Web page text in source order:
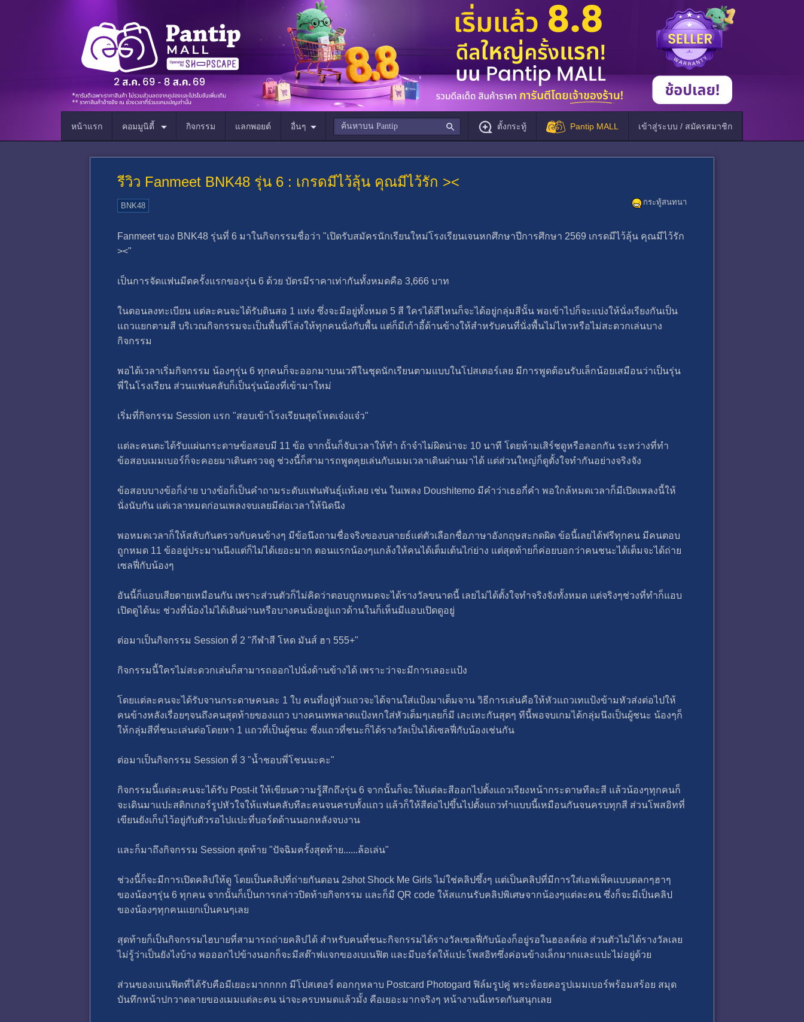
หน้าแรก คอมมูนิตี้ กิจกรรม แลกพอยต์ อื่นๆ ตั้งกระทู้ Pantip MALL เข้าสู่ระบบ / สมัครสมาชิก
รีวิว Fanmeet BNK48 รุ่น 6 : เกรดมีไว้ลุ้น คุณมีไว้รัก ><
กระทู้สนทนา
BNK48
Fanmeet ของ BNK48 รุ่นที่ 6 มาในกิจกรรมชื่อว่า "เปิดรับสมัครนักเรียนใหม่โรงเรียนเจนหกศึกษาปีการศึกษา 2569 เกรดมีไว้ลุ้น คุณมีไว้รัก
><"
เป็นการจัดแฟนมีตครั้งแรกของรุ่น 6 ด้วย บัตรมีราคาเท่ากันทั้งหมดคือ 3,666 บาท
ในตอนลงทะเบียน แต่ละคนจะได้รับดินสอ 1 แท่ง ซึ่งจะมีอยู่ทั้งหมด 5 สี ใครได้สีไหนก็จะได้อยู่กลุ่มสีนั้น พอเข้าไปก็จะแบ่งให้นั่งเรียงกันเป็น
แถวแยกตามสี บริเวณกิจกรรมจะเป็นพื้นที่โล่งให้ทุกคนนั่งกับพื้น แต่ก็มีเก้าอี้ด้านข้างให้สำหรับคนที่นั่งพื้นไม่ไหวหรือไม่สะดวกเล่นบาง
กิจกรรม
พอได้เวลาเริ่มกิจกรรม น้องๆรุ่น 6 ทุกคนก็จะออกมาบนเวทีในชุดนักเรียนตามแบบในโปสเตอร์เลย มีการพูดต้อนรับเล็กน้อยเสมือนว่าเป็นรุ่น
พี่ในโรงเรียน ส่วนแฟนคลับก็เป็นรุ่นน้องที่เข้ามาใหม่
เริ่มที่กิจกรรม Session แรก "สอบเข้าโรงเรียนสุดโหดเจ๋งแจ๋ว"
แต่ละคนตะได้รับแผ่นกระดาษข้อสอบมี 11 ข้อ จากนั้นก็จับเวลาให้ทำ ถ้าจำไม่ผิดน่าจะ 10 นาที โดยห้ามเสิร์ชดูหรือลอกกัน ระหว่างที่ทำ
ข้อสอบเมมเบอร์ก็จะคอยมาเดินตรวจดู ช่วงนี้ก็สามารถพูดคุยเล่นกับเมมเวลาเดินผ่านมาได้ แต่ส่วนใหญ่ก็ดูตั้งใจทำกันอย่างจริงจัง
ข้อสอบบางข้อก็ง่าย บางข้อก็เป็นคำถามระดับแฟนพันธุ์แท้เลย เช่น ในเพลง Doushitemo มีคำว่าเธอกี่คำ พอใกล้หมดเวลาก็มีเปิดเพลงนี้ให้
นั่งนับกัน แต่เวลาหมดก่อนเพลงจบเลยมีต่อเวลาให้นิดนึง
พอหมดเวลาก็ให้สลับกันตรวจกับคนข้างๆ มีข้อนึงถามชื่อจริงของบลายธ์แต่ตัวเลือกชื่อภาษาอังกฤษสะกดผิด ข้อนี้เลยได้ฟรีทุกคน มีคนตอบ
ถูกหมด 11 ข้ออยู่ประมานนึงแต่ก็ไม่ได้เยอะมาก ตอนแรกน้องๆแกล้งให้คนได้เต็มเต้นไก่ย่าง แต่สุดท้ายก็ค่อยบอกว่าคนชนะได้เต็มจะได้ถ่าย
เซลฟี่กับน้องๆ
อันนี้ก็แอบเสียดายเหมือนกัน เพราะส่วนตัวก็ไม่คิดว่าตอบถูกหมดจะได้รางวัลขนาดนี้ เลยไม่ได้ตั้งใจทำจริงจังทั้งหมด แต่จริงๆช่วงที่ทำก็แอบ
เปิดดูได้นะ ช่วงที่น้องไม่ได้เดินผ่านหรือบางคนนั่งอยู่แถวด้านในก็เห็นมีแอบเปิดดูอยู่
ต่อมาเป็นกิจกรรม Session ที่ 2 "กีฬาสี โหด มันส์ ฮา 555+"
กิจกรรมนี้ใครไม่สะดวกเล่นก็สามารถออกไปนั่งด้านข้างได้ เพราะว่าจะมีการเลอะแป้ง
โดยแต่ละคนจะได้รับจานกระดาษคนละ 1 ใบ คนที่อยู่หัวแถวจะได้จานใส่แป้งมาเต็มจาน วิธีการเล่นคือให้หัวแถวเทแป้งข้ามหัวส่งต่อไปให้
คนข้างหลังเรื่อยๆจนถึงคนสุดท้ายของแถว บางคนเทพลาดแป้งหกใส่หัวเต็มๆเลยก็มี เละเทะกันสุดๆ ทีนี้พอจบเกมได้กลุ่มนึงเป็นผู้ชนะ น้องๆก็
ให้กลุ่มสีที่ชนะเล่นต่อโดยหา 1 แถวที่เป็นผู้ชนะ ซึ่งแถวที่ชนะก็ได้รางวัลเป็นได้เซลฟี่กับน้องเช่นกัน
ต่อมาเป็นกิจกรรม Session ที่ 3 "น้ำชอบพี่โชนนะคะ"
กิจกรรมนี้แต่ละคนจะได้รับ Post-it ให้เขียนความรู้สึกถึงรุ่น 6 จากนั้นก็จะให้แต่ละสีออกไปตั้งแถวเรียงหน้ากระดาษทีละสี แล้วน้องๆทุกคนก็
จะเดินมาแปะสติกเกอร์รูปหัวใจให้แฟนคลับทีละคนจนครบทั้งแถว แล้วก็ให้สีต่อไปขึ้นไปตั้งแถวทำแบบนี้เหมือนกันจนครบทุกสี ส่วนโพสอิทที่
เขียนยังเก็บไว้อยู่กับตัวรอไปแปะที่บอร์ดด้านนอกหลังจบงาน
และก็มาถึงกิจกรรม Session สุดท้าย "ปัจฉิมครั้งสุดท้าย......ล้อเล่น"
ช่วงนี้ก็จะมีการเปิดคลิปให้ดู โดยเป็นคลิปที่ถ่ายกันตอน 2shot Shock Me Girls ไม่ใช่คลิปซึ้งๆ แต่เป็นคลิปที่มีการใส่เอฟเฟ็คแบบตลกๆฮาๆ
ของน้องๆรุ่น 6 ทุกคน จากนั้นก็เป็นการกล่าวปิดท้ายกิจกรรม และก็มี QR code ให้สแกนรับคลิปพิเศษจากน้องๆแต่ละคน ซึ่งก็จะมีเป็นคลิป
ของน้องๆทุกคนแยกเป็นคนๆเลย
สุดท้ายก็เป็นกิจกรรมไฮบายที่สามารถถ่ายคลิปได้ สำหรับคนที่ชนะกิจกรรมได้รางวัลเซลฟี่กับน้องก็อยู่รอในฮอลล์ต่อ ส่วนตัวไม่ได้รางวัลเลย
ไม่รู้ว่าเป็นยังไงบ้าง พอออกไปข้างนอกก็จะมีสต๊าฟแจกของเบเนฟิต และมีบอร์ดให้แปะโพสอิทซึ่งค่อนข้างเล็กมากและแปะไม่อยู่ด้วย
ส่วนของเบเนฟิตที่ได้รับคือมีเยอะมากกกก มีโปสเตอร์ ดอกกุหลาบ Postcard Photogard ฟิล์มรูปคู่ พระห้อยคอรูปเมมเบอร์พร้อมสร้อย สมุด
บันทึกหน้าปกวาดลายของเมมแต่ละคน น่าจะครบหมดแล้วมั้ง คือเยอะมากจริงๆ หน้างานนี่เทรดกันสนุกเลย